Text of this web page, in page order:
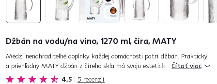
Džbán na vodu/na víno, 1270 ml, číra, MATY
4,5 5 recenzií
Medzi nenahraditeľné doplnky každej domácnosti patrí džbán. Praktický
a priehľadný MATY džbán z číreho skla má svoju estetickú, aj praktickú
hodnotu. Vrúbkovaný vzor tohto elegána mu dodáva šat...
Čítať viac